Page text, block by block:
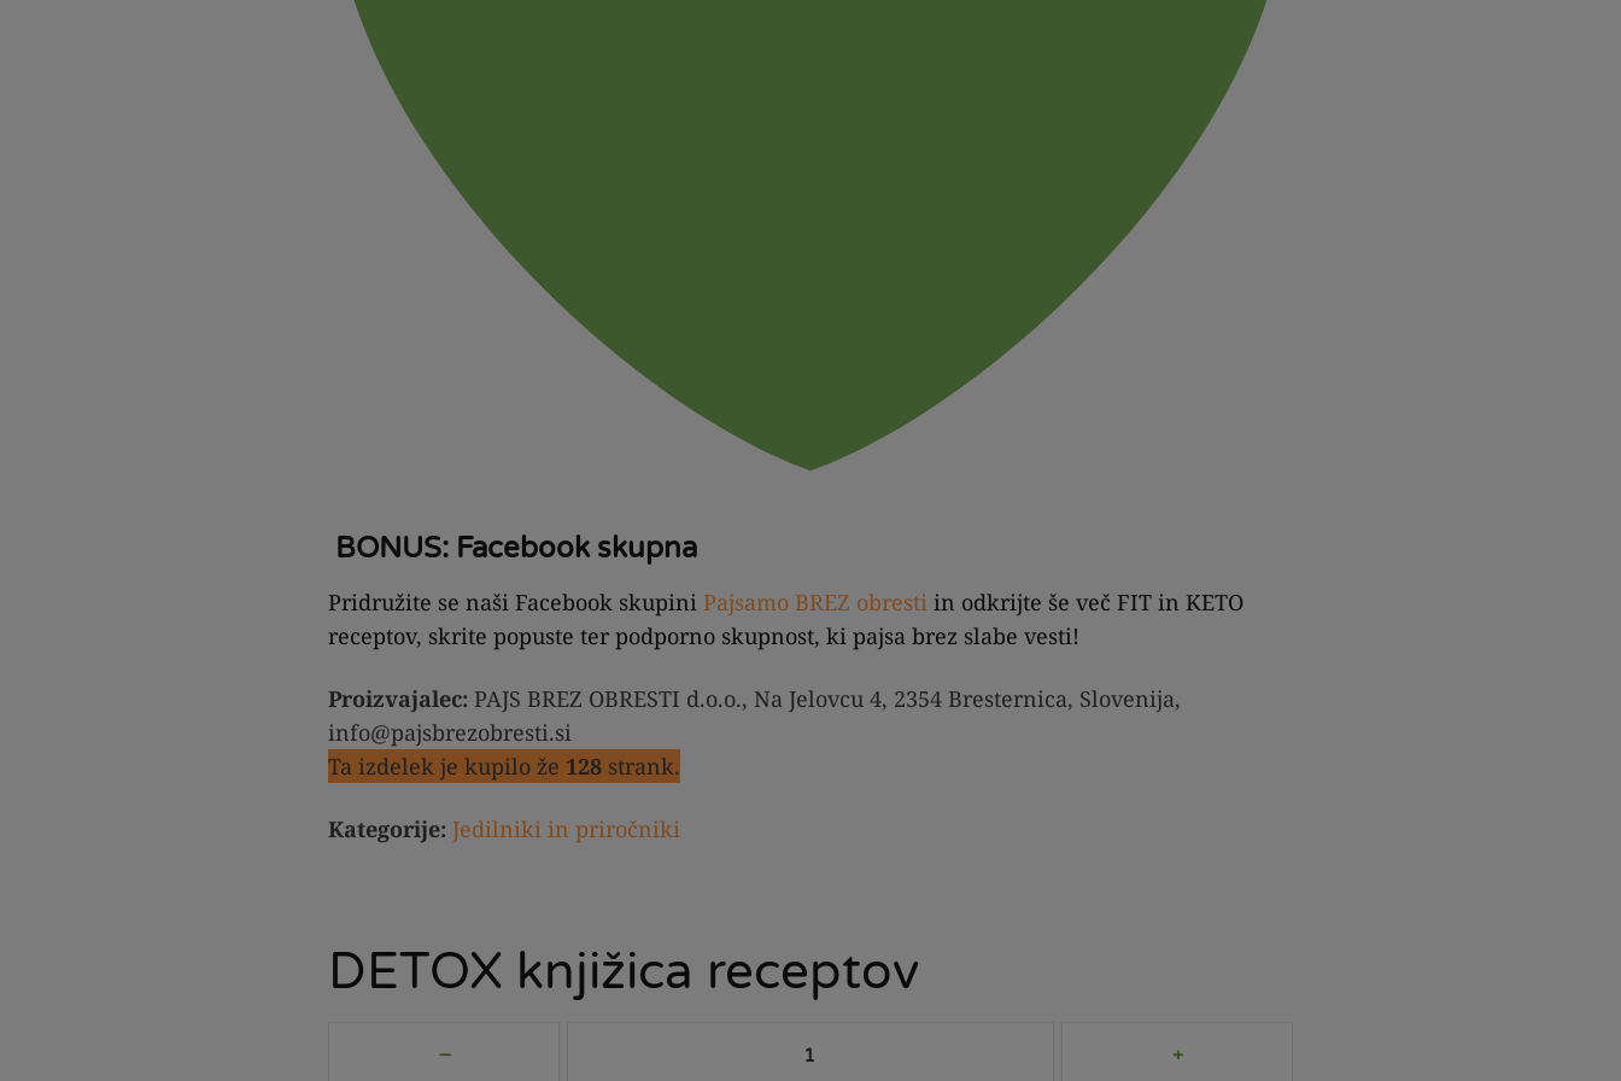
BONUS: Facebook skupna
Pridružite se naši Facebook skupini Pajsamo BREZ obresti in odkrijte še več FIT in KETO
receptov, skrite popuste ter podporno skupnost, ki pajsa brez slabe vesti!
Proizvajalec: PAJS BREZ OBRESTI d.o.o., Na Jelovcu 4, 2354 Bresternica, Slovenija,
info@pajsbrezobresti.si
Ta izdelek je kupilo že 128 strank.
Kategorije: Jedilniki in priročniki
DETOX knjižica receptov